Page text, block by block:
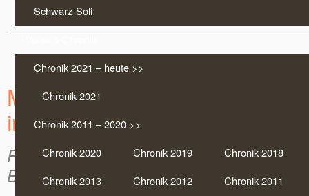
Schwarz-Soli
Chronik 2021 – heute >>
Chronik 2021
Chronik 2011 – 2020 >>
Chronik 2020
Chronik 2019
Chronik 2018
Chronik 2013
Chronik 2012
Chronik 2011
Markus „Ossi“ Scholten
in Rostock
Frank Brunson Juli 3, 2017 |Chronik
Blog ,Ranglistenturniere
Keine